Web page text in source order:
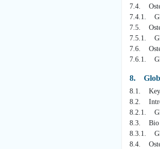
7.4.
7.4.1.
7.5.
7.5.1.
7.6.
7.6.1.
8.
8.1. Key
8.2.
8.2.1.
8.3. Bio
8.3.1.
8.4.